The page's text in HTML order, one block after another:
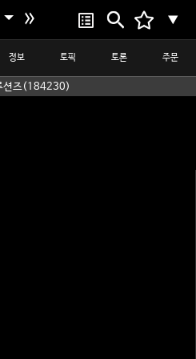
▼
정보 토픽 토론 주문
션즈(184230)